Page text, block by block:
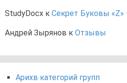
StudyDocx к Секрет Буковы «Z»
Андрей Зырянов к Отзывы
Арихв категорий групп